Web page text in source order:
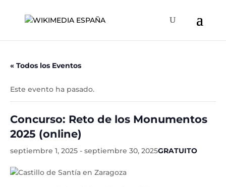
« Todos los Eventos
Este evento ha pasado.
Concurso: Reto de los Monumentos
2025 (online)
septiembre 1, 2025 - septiembre 30, 2025GRATUITO